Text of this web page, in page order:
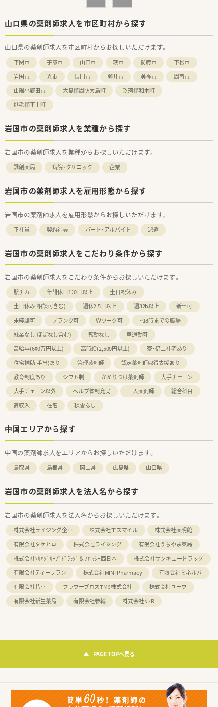
山口県の薬剤師求人を市区町村から探す
山口県の薬剤師求人を市区町村からお探しいただけます。
下関市 宇部市 山口市 萩市 防府市
下松市
岩国市
光市 長門市 柳井市 美祢市
周南市
山陽小野田市
大島郡周防大島町
玖珂郡和木町
熊毛郡平生町
岩国市の薬剤師求人を業種から探す
岩国市の薬剤師求人を業種からお探しいただけます。
調剤薬局 病院・クリニック 企業
岩国市の薬剤師求人を雇用形態から探す
岩国市の薬剤師求人を雇用形態からお探しいただけます。
正社員 契約社員 パート・アルバイト 派遣
岩国市の薬剤師求人をこだわり条件から探す
岩国市の薬剤師求人をこだわり条件からお探しいただけます。
駅チカ 年間休日120日以上
土日祝休み
土日休み(相談可含む)
週休2.5日以上 週32h以上
新卒可
未経験可
ブランク可 Ｗワーク可
~18時までの職場
残業なし(ほぼなし含む)
転勤なし
車通勤可
高給与(600万円以上)
高時給(2,500円以上)
寮・借上社宅あり
住宅補助(手当)あり
管理薬剤師
認定薬剤師取得支援あり
教育制度あり
シフト制 かかりつけ薬剤師
大手チェーン
大手チェーン以外
ヘルプ体制充実 一人薬剤師
総合科目
高収入
在宅 積雪なし
中国エリアから探す
中国の薬剤師求人をエリアからお探しいただけます。
鳥取県 島根県 岡山県 広島県 山口県
岩国市の薬剤師求人を法人名から探す
岩国市の薬剤師求人を法人名からお探しいただけます。
株式会社ライジング企画 株式会社エスマイル
株式会社薬明館
有限会社タケヒロ
株式会社ライジング
有限会社うちやま薬局
株式会社ﾂﾙﾊｸﾞﾙｰﾌﾟﾄﾞﾗｯｸﾞ＆ﾌｧ-ﾏｼｰ西日本
株式会社サンキュードラッグ
有限会社ティープラン
株式会社MINI Pharmacy
有限会社ミネルバ
有限会社若草
フラワーブロスTMS株式会社
株式会社ユーワ
有限会社新生薬局
有限会社参輪 株式会社N・R
PAGE TOPへ戻る